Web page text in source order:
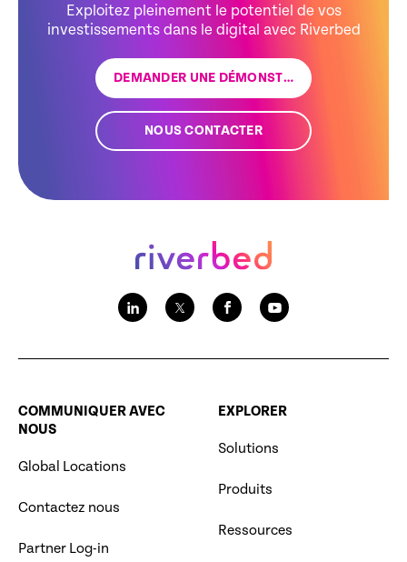
Exploitez pleinement le potentiel de vos
investissements dans le digital avec Riverbed
DEMANDER UNE DÉMONSTRATION
NOUS CONTACTER
COMMUNIQUER AVEC
NOUS
Global Locations
Contactez nous
Partner Log-in
EXPLORER
Solutions
Produits
Ressources